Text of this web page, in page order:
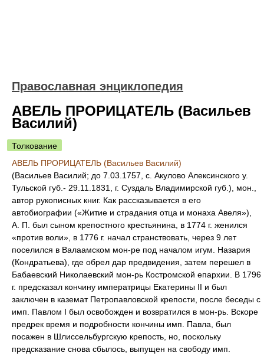
Православная энциклопедия
АВЕЛЬ ПРОРИЦАТЕЛЬ (Васильев
Василий)
Толкование
АВЕЛЬ ПРОРИЦАТЕЛЬ (Васильев Василий)
(Васильев Василий; до 7.03.1757, с. Акулово Алексинского у.
Тульской губ.- 29.11.1831, г. Суздаль Владимирской губ.), мон.,
автор рукописных книг. Как рассказывается в его
автобиографии («Житие и страдания отца и монаха Авеля»),
А. П. был сыном крепостного крестьянина, в 1774 г. женился
«против воли», в 1776 г. начал странствовать, через 9 лет
поселился в Валаамском мон-ре под началом игум. Назария
(Кондратьева), где обрел дар предвидения, затем перешел в
Бабаевский Николаевский мон-рь Костромской епархии. В 1796
г. предсказал кончину императрицы Екатерины II и был
заключен в каземат Петропавловской крепости, после беседы с
имп. Павлом I был освобожден и возвратился в мон-рь. Вскоре
предрек время и подробности кончины имп. Павла, был
посажен в Шлиссельбургскую крепость, но, поскольку
предсказание снова сбылось, выпущен на свободу имп.